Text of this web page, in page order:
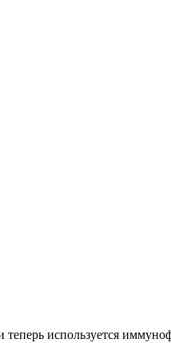
теперь используется